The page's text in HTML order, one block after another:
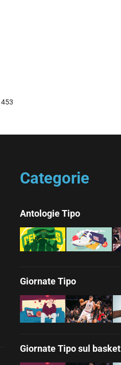
453
Categorie
Antologie Tipo
Giornate Tipo
Giornate Tipo sul basket